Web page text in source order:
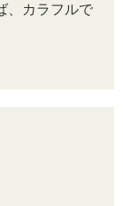
、カラフルで